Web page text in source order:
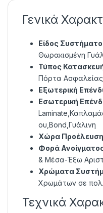
Γενικά
Είδος
Θωρακισμένη
Τύπος
Πόρτα
Εξωτερική
Εσωτερική
ου,Bond,Γυάλινη
Χώρα
Φορά
& Μέσα-Έξω
Χρώματα
Χρωμάτων σε
Τεχνικά